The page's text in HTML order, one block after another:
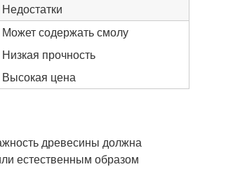
Недостатки
Может содержать смолу
Низкая прочность
Высокая цена
древесины должна
естественным образом